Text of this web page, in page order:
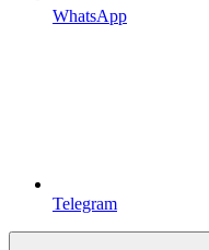
WhatsApp
Telegram